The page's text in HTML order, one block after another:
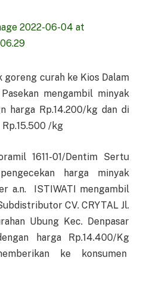
goreng curah ke Kios Dalam
mengambil minyak
harga Rp.14.200/kg dan di
/kg
1611-01/Dentim Sertu
harga minyak
a.n. ISTIWATI mengambil
CV. CRYTAL Jl.
Ubung Kec. Denpasar
harga Rp.14.400/Kg
ke konsumen